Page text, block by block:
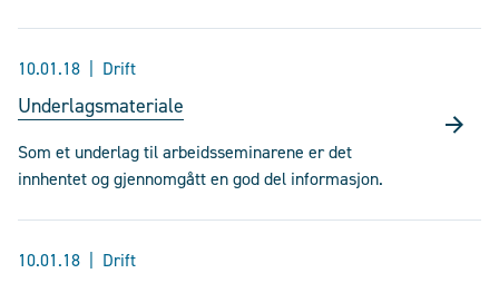
10.01.18 Drift
Underlagsmateriale
Som et underlag til arbeidsseminarene er det
innhentet og gjennomgått en god del informasjon.
10.01.18 Drift